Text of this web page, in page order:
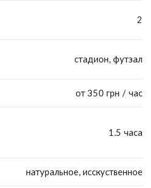
2
стадион, футзал
от 350 грн / час
1.5 часа
натуральное, исскуственное